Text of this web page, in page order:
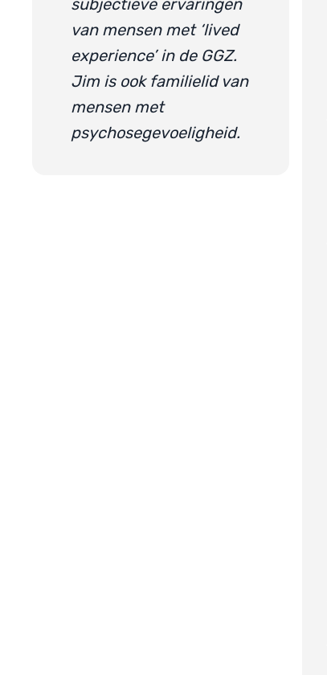
subjectieve ervaringen
van mensen met ‘lived
experience’ in de GGZ.
Jim is ook familielid van
mensen met
psychosegevoeligheid.